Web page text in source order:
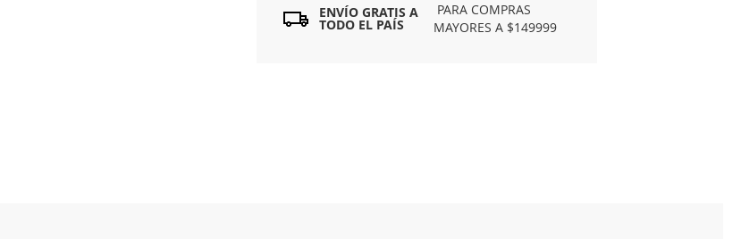
ENVÍO GRATIS A
TODO EL PAÍS
PARA COMPRAS
MAYORES A $149999